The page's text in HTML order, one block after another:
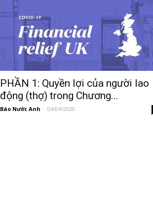
PHẦN 1: Quyền lợi của người lao
động (thợ) trong Chương...
Báo Nước Anh - 04/04/2020